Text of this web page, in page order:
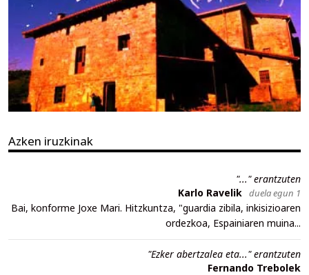
Azken iruzkinak
"..." erantzuten
Karlo Ravelik duela egun 1
Bai, konforme Joxe Mari. Hitzkuntza, "guardia zibila, inkisizioaren
ordezkoa, Espainiaren muina...
"Ezker abertzalea eta..." erantzuten
Fernando Trebolek